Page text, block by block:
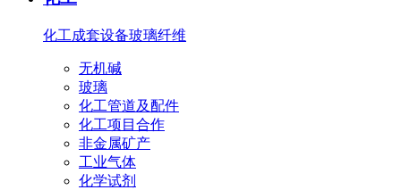
化工成套设备玻璃纤维
无机碱
玻璃
化工管道及配件
化工项目合作
非金属矿产
工业气体
化学试剂